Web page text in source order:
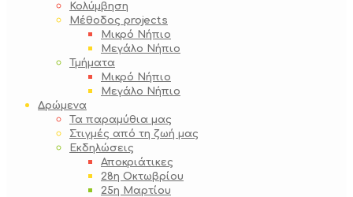
Κολύμβηση
Μέθοδος projects
Μικρό Νήπιο
Μεγάλο Νήπιο
Τμήματα
Μικρό Νήπιο
Μεγάλο Νήπιο
Δρώμενα
Τα παραμύθια μας
Στιγμές από τη ζωή μας
Εκδηλώσεις
Αποκριάτικες
28η Οκτωβρίου
25η Μαρτίου